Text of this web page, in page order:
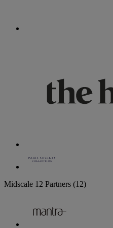
Midscale 12 Partners (12)